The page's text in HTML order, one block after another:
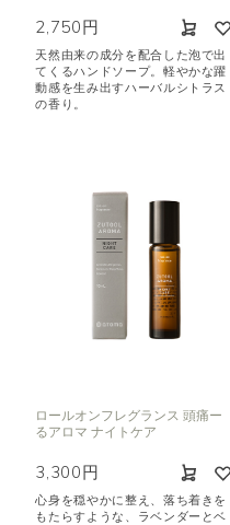
2,750円
天然由来の成分を配合した泡で出
てくるハンドソープ。軽やかな躍
動感を生み出すハーバルシトラス
の香り。
ロールオンフレグランス 頭痛ー
るアロマ ナイトケア
3,300円
心身を穏やかに整え、落ち着きを
もたらすような、ラベンダーとベ